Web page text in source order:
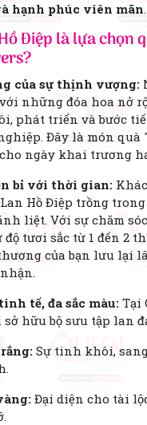
hạnh phúc viên mãn.
Điệp là lựa chọn
của sự thịnh vượng:
những đóa hoa nở
phát triển và bước
Đây là món quà
ngày khai trương
bỉ với thời gian:
Hồ Điệp trồng
liệt. Với sự chăm
độ tươi sắc từ 1 đến 2
của bạn lưu lại
tế, đa sắc màu: Tại
hữu bộ sưu tập lan
Sự tinh khôi,
Đại diện cho tài